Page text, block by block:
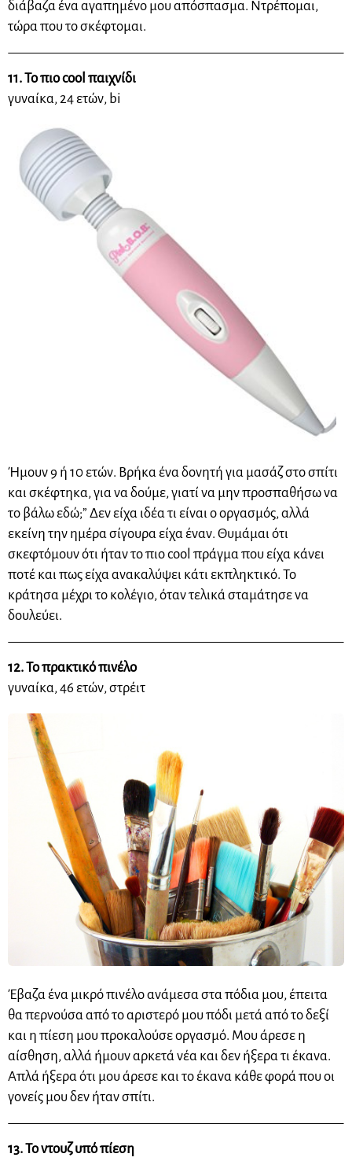
διάβαζα ένα αγαπημένο μου απόσπασμα. Ντρέπομαι,
τώρα που το σκέφτομαι.
11. Το πιο cool παιχνίδι
γυναίκα, 24 ετών, bi
Ήμουν 9 ή 10 ετών. Βρήκα ένα δονητή για μασάζ στο σπίτι
και σκέφτηκα, για να δούμε, γιατί να μην προσπαθήσω να
το βάλω εδώ;” Δεν είχα ιδέα τι είναι ο οργασμός, αλλά
εκείνη την ημέρα σίγουρα είχα έναν. Θυμάμαι ότι
σκεφτόμουν ότι ήταν το πιο cool πράγμα που είχα κάνει
ποτέ και πως είχα ανακαλύψει κάτι εκπληκτικό. Το
κράτησα μέχρι το κολέγιο, όταν τελικά σταμάτησε να
δουλεύει.
12. Το πρακτικό πινέλο
γυναίκα, 46 ετών, στρέιτ
Έβαζα ένα μικρό πινέλο ανάμεσα στα πόδια μου, έπειτα
θα περνούσα από το αριστερό μου πόδι μετάαπό το δεξί
και η πίεση μου προκαλούσε οργασμό. Μου άρεσε η
αίσθηση, αλλά ήμουν αρκετά νέα και δεν ήξερα τι έκανα.
Απλά ήξερα ότι μου άρεσε και το έκανα κάθε φορά που οι
γονείς μου δεν ήταν σπίτι.
13. Το ντουζ υπό πίεση